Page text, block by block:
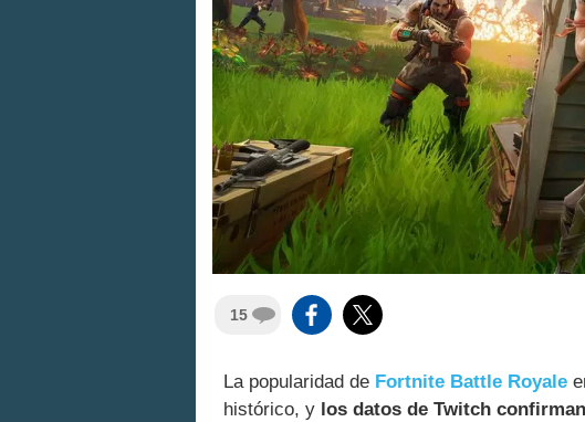
15
La popularidad de Fortnite Battle Royale
histórico, y los datos de Twitch